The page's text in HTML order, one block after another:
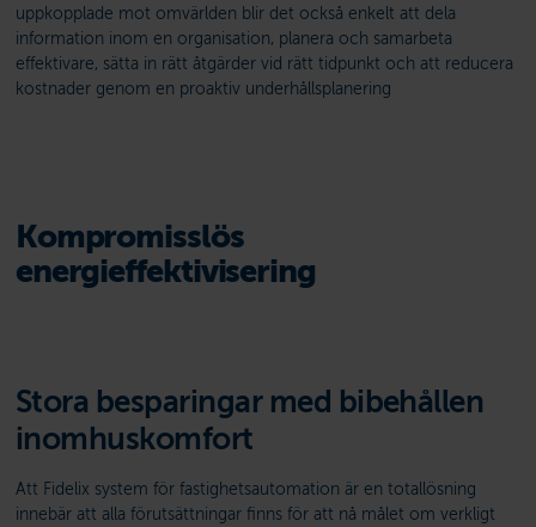
uppkopplade mot omvärlden blir det också enkelt att dela
information inom en organisation, planera och samarbeta
effektivare, sätta in rätt åtgärder vid rätt tidpunkt och att reducera
kostnader genom en proaktiv underhållsplanering
Kompromisslös
energieffektivisering
Stora besparingar med bibehållen
inomhuskomfort
Att Fidelix system för fastighetsautomation är en totallösning
innebär att alla förutsättningar finns för att nå målet om verkligt